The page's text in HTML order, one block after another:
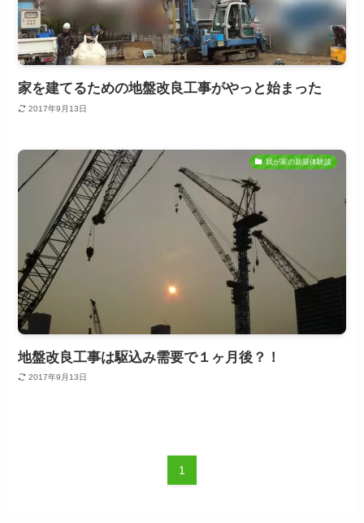
家を建てるための地盤改良工事がやっと始まった
2017年9月13日
我が家の新築体験談
地盤改良工事は駆込み需要で１ヶ月後？！
2017年9月13日
1